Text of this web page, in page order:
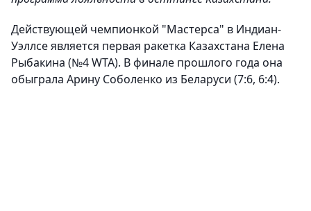
Действующей чемпионкой "Мастерса" в Индиан-
Уэллсе является первая ракетка Казахстана Елена
Рыбакина (№4 WTA). В финале прошлого года она
обыграла Арину Соболенко из Беларуси (7:6, 6:4).